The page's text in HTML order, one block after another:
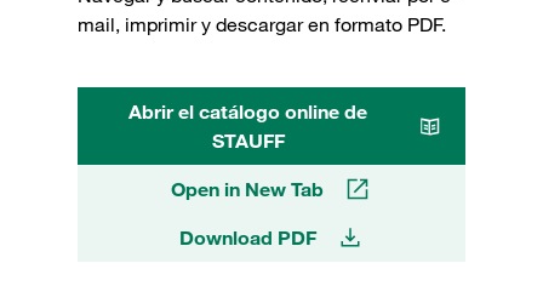
mail, imprimir y descargar en formato PDF.
Abrir el catálogo online de
STAUFF
Open in New Tab
Download PDF